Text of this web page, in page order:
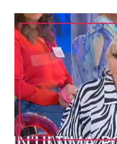
News Cinema
News Musica
News Spettacolo
Benessere